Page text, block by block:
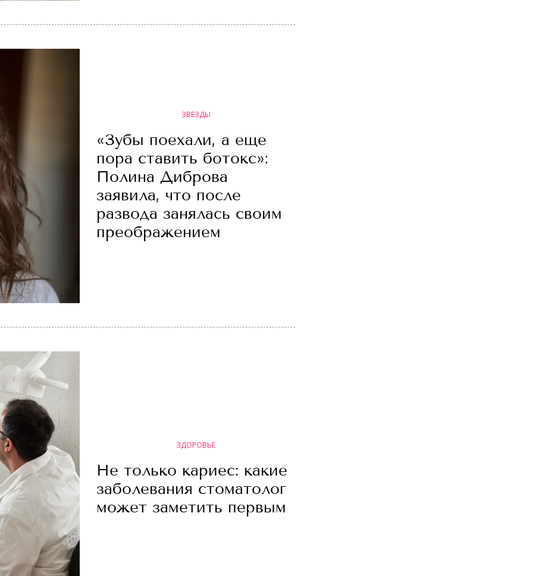
ЗВЕЗДЫ
«Зубы поехали, а еще
пора ставить ботокс»:
Полина Диброва
заявила, что после
развода занялась своим
преображением
ЗДОРОВЬЕ
Не только кариес: какие
заболевания стоматолог
может заметить первым